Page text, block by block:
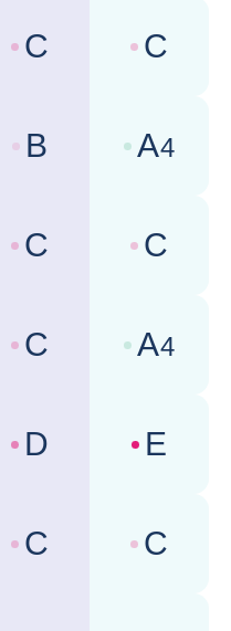
国家风险评级 :
C 商业环境评级
C
国家风险评级 :
B 商业环境评级
A4
国家风险评级 :
C 商业环境评级
C
国家风险评级 :
C 商业环境评级
A4
国家风险评级 :
D 商业环境评级
E
国家风险评级 :
C 商业环境评级
C